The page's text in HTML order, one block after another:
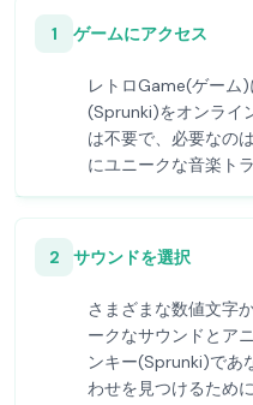
1 ゲームにアクセス
レトロGame(ゲーム
(Sprunki)をオンライ
は不要で、必要なの
にユニークな音楽ト
2 サウンドを選択
さまざまな数値文字
ークなサウンドとア
ンキー(Sprunki)であ
わせを見つけるため